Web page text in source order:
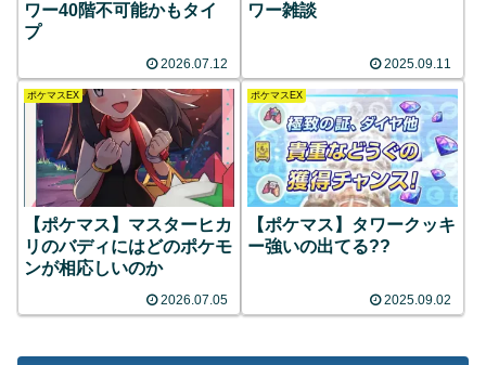
ワー40階不可能かもタイ
プ
2026.07.12
ワー雑談
2025.09.11
ポケマスEX
【ポケマス】マスターヒカ
リのバディにはどのポケモ
ンが相応しいのか
2026.07.05
ポケマスEX
【ポケマス】タワークッキ
ー強いの出てる??
2025.09.02